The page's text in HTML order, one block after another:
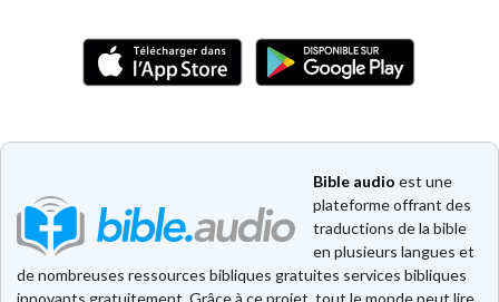
Bible audio est une
plateforme offrant des
traductions de la bible
en plusieurs langues et
de nombreuses ressources bibliques gratuites services bibliques
innovants gratuitement. Grâce à ce projet, tout le monde peut lire